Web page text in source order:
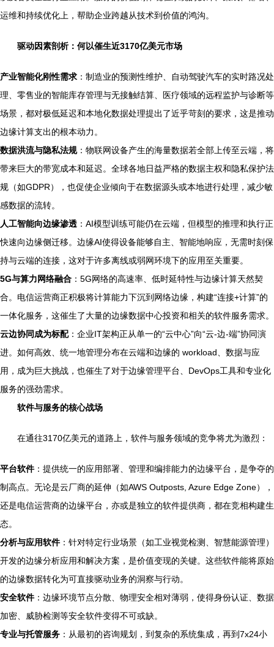
运维和持续优化上，帮助企业跨越从技术到价值的鸿沟。
驱动因素剖析：何以催生近3170亿美元市场
产业智能化刚性需求 ：制造业的预测性维护、自动驾驶汽车的实时路况处
理、零售业的智能库存管理与无接触结算、医疗领域的远程监护与诊断等
场景，都对极低延迟和本地化数据处理提出了近乎苛刻的要求，这是推动
边缘计算支出的根本动力。
数据洪流与隐私法规：物联网设备产生的海量数据若全部上传至云端，将
带来巨大的带宽成本和延迟。全球各地日益严格的数据主权和隐私保护法
规（如GDPR），也促使企业倾向于在数据源头或本地进行处理，减少敏
感数据的流转。
人工智能向边缘渗透 ：AI模型训练可能仍在云端，但模型的推理和执行正
快速向边缘侧迁移。边缘AI使得设备能够自主、智能地响应，无需时刻保
持与云端的连接，这对于许多离线或弱网环境下的应用至关重要。
5G与算力网络融合 ：5G网络的高速率、低时延特性与边缘计算天然契
合。电信运营商正积极将计算能力下沉到网络边缘，构建“连接+计算”的
一体化服务，这催生了大量的边缘数据中心投资和相关的软件服务需求。
云边协同成为标配：企业IT架构正从单一的“云中心”向“云-边-端”协同演
进。如何高效、统一地管理分布在云端和边缘的 workload、数据与应
用，成为巨大挑战，也催生了对于边缘管理平台、DevOps工具和专业化
服务的强劲需求。
软件与服务的核心战场
在通往3170亿美元的道路上，软件与服务领域的竞争将尤为激烈：
平台软件：提供统一的应用部署、管理和编排能力的边缘平台，是争夺的
制高点。无论是云厂商的延伸（如AWS Outposts, Azure Edge Zone），
还是电信运营商的边缘平台，亦或是独立的软件提供商，都在竞相构建生
态。
分析与应用软件：针对特定行业场景（如工业视觉检测、智慧能源管理）
开发的边缘分析应用和解决方案，是价值变现的关键。这些软件能将原始
的边缘数据转化为可直接驱动业务的洞察与行动。
安全软件：边缘环境节点分散、物理安全相对薄弱，使得身份认证、数据
加密、威胁检测等安全软件变得不可或缺。
专业与托管服务 ：从最初的咨询规划，到复杂的系统集成，再到7x24小